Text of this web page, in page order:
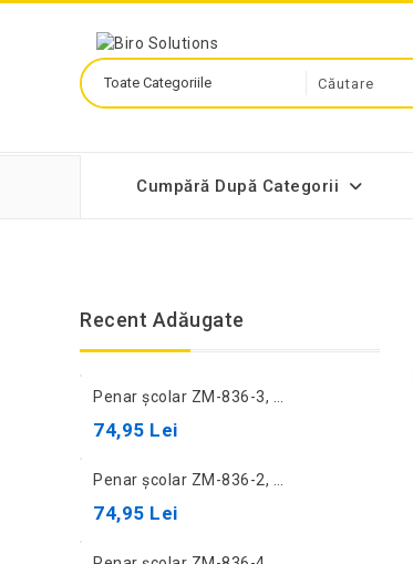
Cumpără După Categorii
Recent Adăugate
74,95 Lei
74,95 Lei